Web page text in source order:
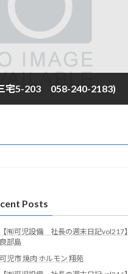
宅5-203 058-240-2183)
Posts
【㈲可児設備 社長の週末日記vol217
良部島
可児市 焼肉 ホルモン 翔苑